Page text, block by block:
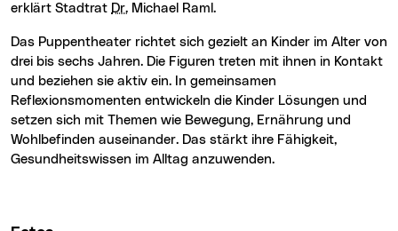
erklärt Stadtrat Dr. Michael Raml.
Das Puppentheater richtet sich gezielt an Kinder im Alter von
drei bis sechs Jahren. Die Figuren treten mit ihnen in Kontakt
und beziehen sie aktiv ein. In gemeinsamen
Reflexionsmomenten entwickeln die Kinder Lösungen und
setzen sich mit Themen wie Bewegung, Ernährung und
Wohlbefinden auseinander. Das stärkt ihre Fähigkeit,
Gesundheitswissen im Alltag anzuwenden.